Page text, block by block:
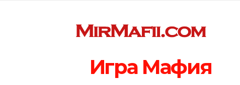
Игра Мафия